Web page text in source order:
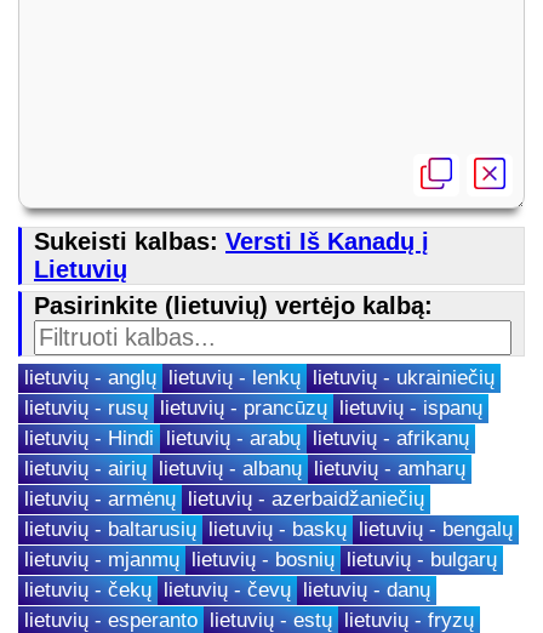
Sukeisti kalbas: Versti Iš Kanadų į
Lietuvių
Pasirinkite (lietuvių) vertėjo kalbą:
lietuvių - anglų lietuvių - lenkų lietuvių - ukrainiečių
lietuvių - rusų lietuvių - prancūzų lietuvių - ispanų
lietuvių - Hindi lietuvių - arabų lietuvių - afrikanų
lietuvių - airių lietuvių - albanų lietuvių - amharų
lietuvių - armėnų lietuvių - azerbaidžaniečių
lietuvių - baltarusių lietuvių - baskų lietuvių - bengalų
lietuvių - mjanmų lietuvių - bosnių lietuvių - bulgarų
lietuvių - čekų lietuvių - čevų lietuvių - danų
lietuvių - esperanto lietuvių - estų lietuvių - fryzų